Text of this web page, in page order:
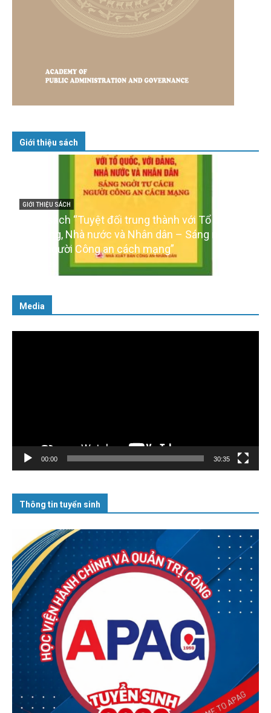
Giới thiệu sách
GIỚI THIỆU SÁCH
Cuốn sách “Tuyệt đối trung thành với Tổ quốc,
với Đảng, Nhà nước và Nhân dân – Sáng ngời tư
cách người Công an cách mạng”
Media
00:00 30:35
Thông tin tuyển sinh